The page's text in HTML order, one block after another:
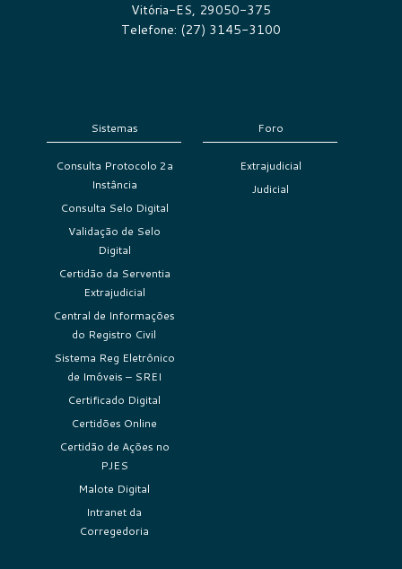
Vitória-ES, 29050-375
Telefone: (27) 3145-3100
Sistemas
Consulta Protocolo 2a
Instância
Consulta Selo Digital
Validação de Selo
Digital
Certidão da Serventia
Extrajudicial
Central de Informações
do Registro Civil
Sistema Reg Eletrônico
de Imóveis – SREI
Certificado Digital
Certidões Online
Certidão de Ações no
PJES
Malote Digital
Intranet da
Corregedoria
Foro
Extrajudicial
Judicial